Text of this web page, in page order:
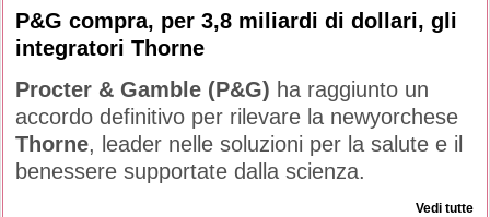
P&G compra, per 3,8 miliardi di dollari, gli
integratori Thorne
Procter & Gamble (P&G) ha raggiunto un
accordo definitivo per rilevare la newyorchese
Thorne, leader nelle soluzioni per la salute e il
benessere supportate dalla scienza.
Vedi tutte